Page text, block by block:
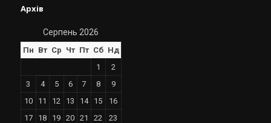
Архів
Серпень 2026
Пн Вт Ср Чт Пт Сб Нд
1
2
3
4 5 6 7 8
9
10
11 12 13 14 15
16
17
18 19 20 21 22
23